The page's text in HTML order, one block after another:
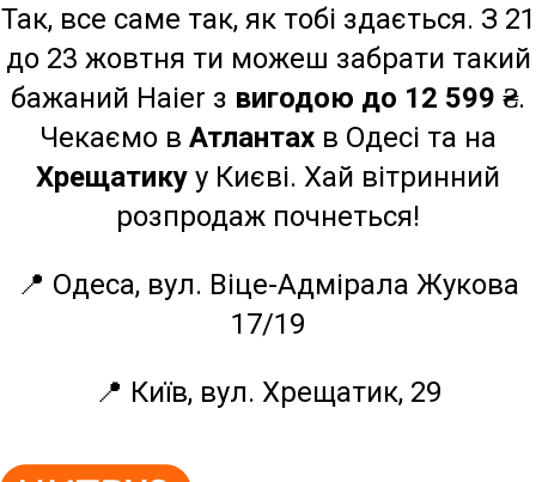
Так, все саме так, як тобі здається. З 21
до 23 жовтня ти можеш забрати такий
бажаний Haier з вигодою до 12 599 ₴.
Чекаємо в Атлантах в Одесі та на
Хрещатику у Києві. Хай вітринний
розпродаж почнеться!
📍 Одеса, вул. Віце-Адмірала Жукова
17/19
📍 Київ, вул. Хрещатик, 29